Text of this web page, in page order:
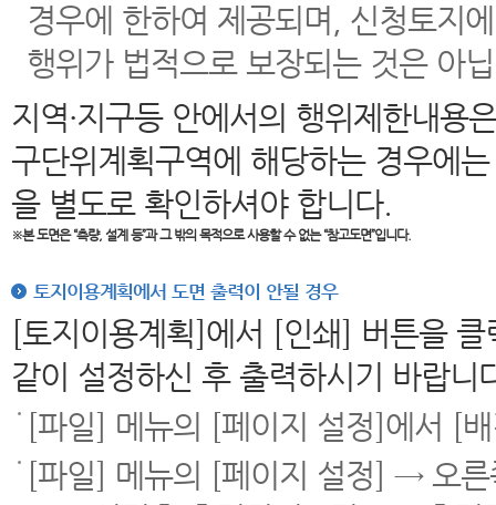
경우에 한하여 제공되며, 신청토지
행위가 법적으로 보장되는 것은 아
지역·지구등 안에서의 행위제한내용
구단위계획구역에 해당하는 경우에
을 별도로 확인하셔야 합니다.
※본 도면은“측량, 설계 등”과 그 밖의 목적으로 사용할 수 없는 “참고도면”입니다.
토지이용계획에서 도면 출력이 안될 경우
[토지이용계획]에서 [인쇄] 버튼을
같이 설정하신 후 출력하시기 바랍니
[파일] 메뉴의 [페이지 설정]에서 [
[파일] 메뉴의 [페이지 설정] → 오